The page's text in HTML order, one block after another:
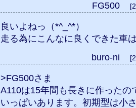
FG500
良いよねっ（*^_^*）
走る為にこんなに良くできた車
buro-ni
>FG500さま
A110は15年間も長きに作ったの
いっぱいあります。初期型は小